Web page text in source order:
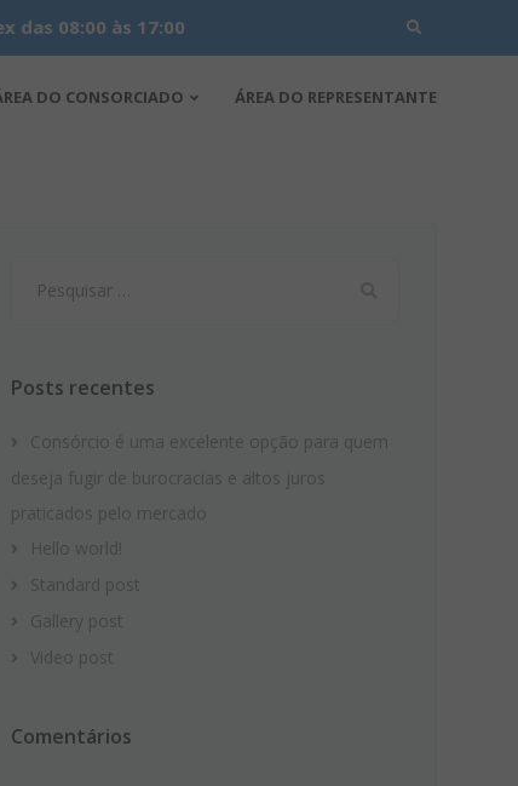
Search
das 08:00 às 17:00
DO CONSORCIADO ÁREA DO REPRESENTANTE
por:
Posts recentes
Consórcio é uma excelente opção para quem
deseja fugir de burocracias e altos juros
praticados pelo mercado
Hello world!
Standard post
Gallery post
Video post
Comentários